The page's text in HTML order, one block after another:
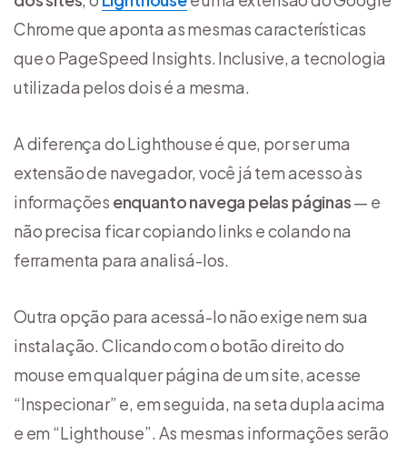
Chrome que aponta as mesmas características
que o PageSpeed Insights. Inclusive, a tecnologia
utilizada pelos dois é a mesma.
A diferença do Lighthouse é que, por ser uma
extensão de navegador, você já tem acesso às
informações enquanto navega pelas páginas— e
não precisa ficar copiando links e colando na
ferramenta para analisá-los.
Outra opção para acessá-lo não exige nem sua
instalação. Clicando com o botão direito do
mouse em qualquer página de um site, acesse
“Inspecionar” e, em seguida, na seta dupla acima
e em “Lighthouse”. As mesmas informações serão